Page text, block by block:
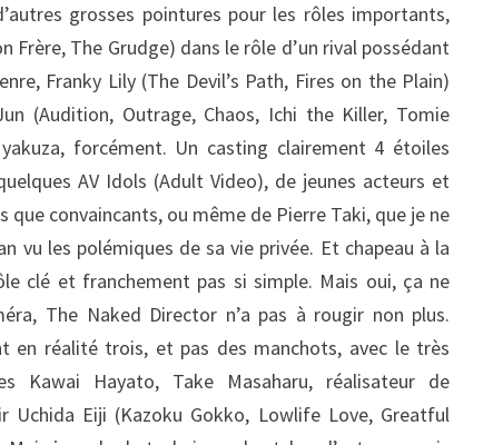
grosses pointures pour les rôles importants,
Frère, The Grudge) dans le rôle d’un rival possédant
Franky Lily (The Devil’s Path, Fires on the Plain)
(Audition, Outrage, Chaos, Ichi the Killer, Tomie
forcément. Un casting clairement 4 étoiles
AV Idols (Adult Video), de jeunes acteurs et
convaincants, ou même de Pierre Taki, que je ne
vu les polémiques de sa vie privée. Et chapeau à la
clé et franchement pas si simple. Mais oui, ça ne
The Naked Director n’a pas à rougir non plus.
en réalité trois, et pas des manchots, avec le très
Kawai Hayato, Take Masaharu, réalisateur de
Uchida Eiji (Kazoku Gokko, Lowlife Love, Greatful